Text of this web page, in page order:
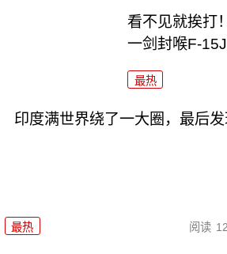
看不见就挨打
一剑封喉F-15J
最热
印度满世界绕了一大圈，最后发
最热 阅读